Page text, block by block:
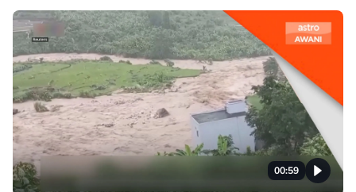
00:59